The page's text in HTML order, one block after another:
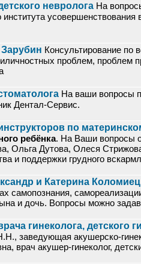
невролога На
института
Консультирование по
проблем, проблем
На ваши вопросы
Дентал-Сервис.
по
ребёнка. На Ваши вопросы
Ольга Дутова, Олеся
и поддержки грудного
и Катерина
самопознания,
и дочь. Вопросы можно
гинеколога, детского
заведующая акушерско-
врач акушер-гинеколог,